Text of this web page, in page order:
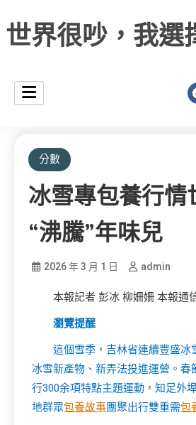
世界很吵，我選
分數
冰雪專包養行情
“沸騰”年味兒
2026 年 3 月 1 日 admin
本報記者 彭冰 柳姍姍 本報通
瀏覽提醒
這個雪季，吉林省連續豐盛冰
冰雪新產物、新弄法投進運營。春
行300余項特點主題運動，知足外
地群眾包養故事團聚出行雙重需包